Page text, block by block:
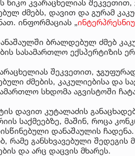
ნიკო კვარაცხელიას
ძმებს, დავით და გურამ
ინფორმაციას „
ბრალდებულ ძმებ
სასამართლო ექსპერტიზის
შეკვეთით,
ძმების, კაკულიებისა და
სხდომა აგვისტოში
დავით კუტალაძის
საქმეებზე, მაშინ, როცა
დანაშაულის
რამე განსხვავებული
და არც დაცვის მხარეს.